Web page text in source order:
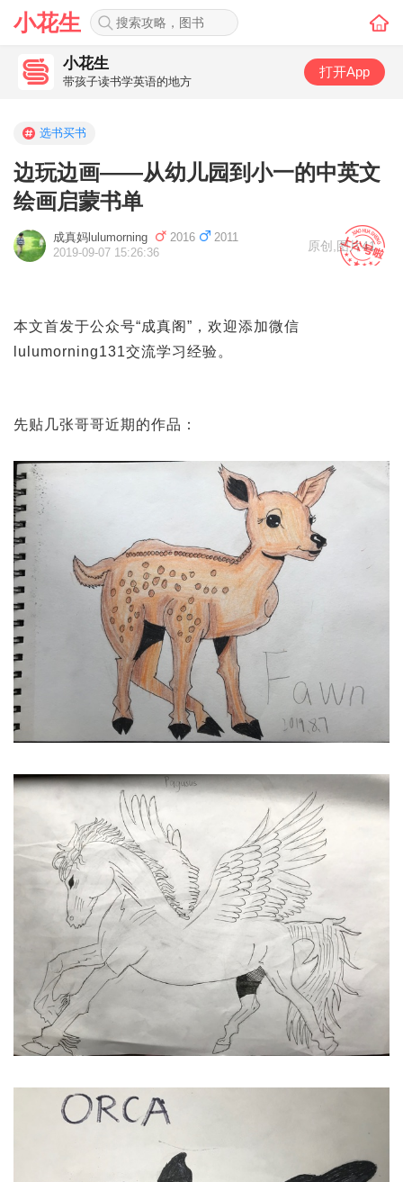
小花生
小花生
带孩子读书学英语的地方
打开App
选书买书
边玩边画——从幼儿园到小一的中英文
绘画启蒙书单
成真妈lulumorning 2016
2011
2019-09-07 15:26:36
原创 图片41
本文首发于公众号“成真阁”，欢迎添加微信
lulumorning131交流学习经验。
先贴几张哥哥近期的作品：